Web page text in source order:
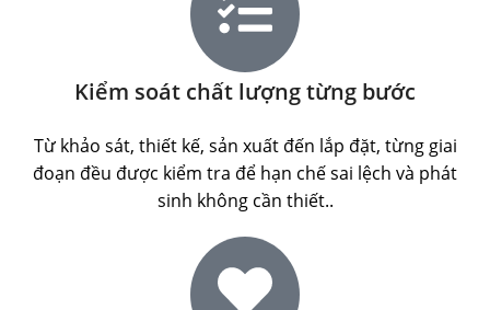
Kiểm soát chất lượng từng bước
Từ khảo sát, thiết kế, sản xuất đến lắp đặt, từng giai
đoạn đều được kiểm tra để hạn chế sai lệch và phát
sinh không cần thiết..